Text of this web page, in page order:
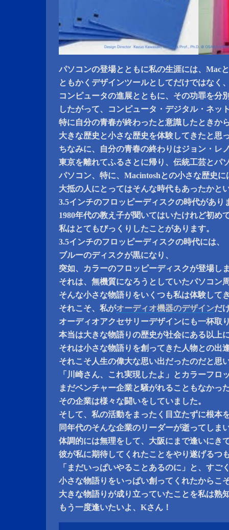
パソコンの登場とともに私の生涯には、Mac
ともかくデザインツールとしてだけではなく
コンピュータの進展とともに、その功罪を分
したがって、コンピュータ・デジタル・ネッ
特に自分の青春が終わったと意識したときか
大きな歴史と小さな歴史を体験してきたと思
ちなみに、自分の青春の終わりはジョン・レ
東京を離れてふるさとに帰り、伝統工芸とパ
パソコン、特に、Macintoshとの小さな歴史に
大抵の人にとってはそんな時代もあったかと
3.5インチのフロッピーディスクの時代があり
1980年代の教え子が聞いてはいたけれど初め
私はとてもびっくりしたことがあります。
3.5インチのフロッピーディスクの時代には、
ブルーのディスクが黒になり、
突如、カラーのフロッピーディスクが登場し
それは、無機質になろうとしていたパソコン
そんな小さな物語りをいくつも私は体験して
それこそ、私がオーディオ機器のデザインだ
オーディオアクセサリーデザインにも一杯取
本当は大きな物語りの歴史が社会にある以上
それは小さな物語りを創ってきた人物との出
それこそ人生の偉大な思い出だったのだと思
「川崎さん、これ実現したよ」とカラーフロ
まだベンチャー企業と騒がれることもなかっ
その企業は様々な闘いをしていました。
そして、私の活動をまったく目立たずに根本
同年代のそんな企業のリーダーが逝ってしま
体調的には無理をして、大阪にまで逢いにき
彼が私に期待してくれたことをやり遂げるつ
「まだいっぱいやることあるのに」と、すご
小さな物語りをいっぱい創ってくれたからこ
大きな物語りが成り立っていたことを私は熟
もう一度逢いたいよ、Kさん！